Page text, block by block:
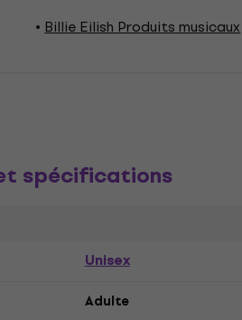
Billie Eilish Produits musicaux
spécifications
Unisex
Adulte